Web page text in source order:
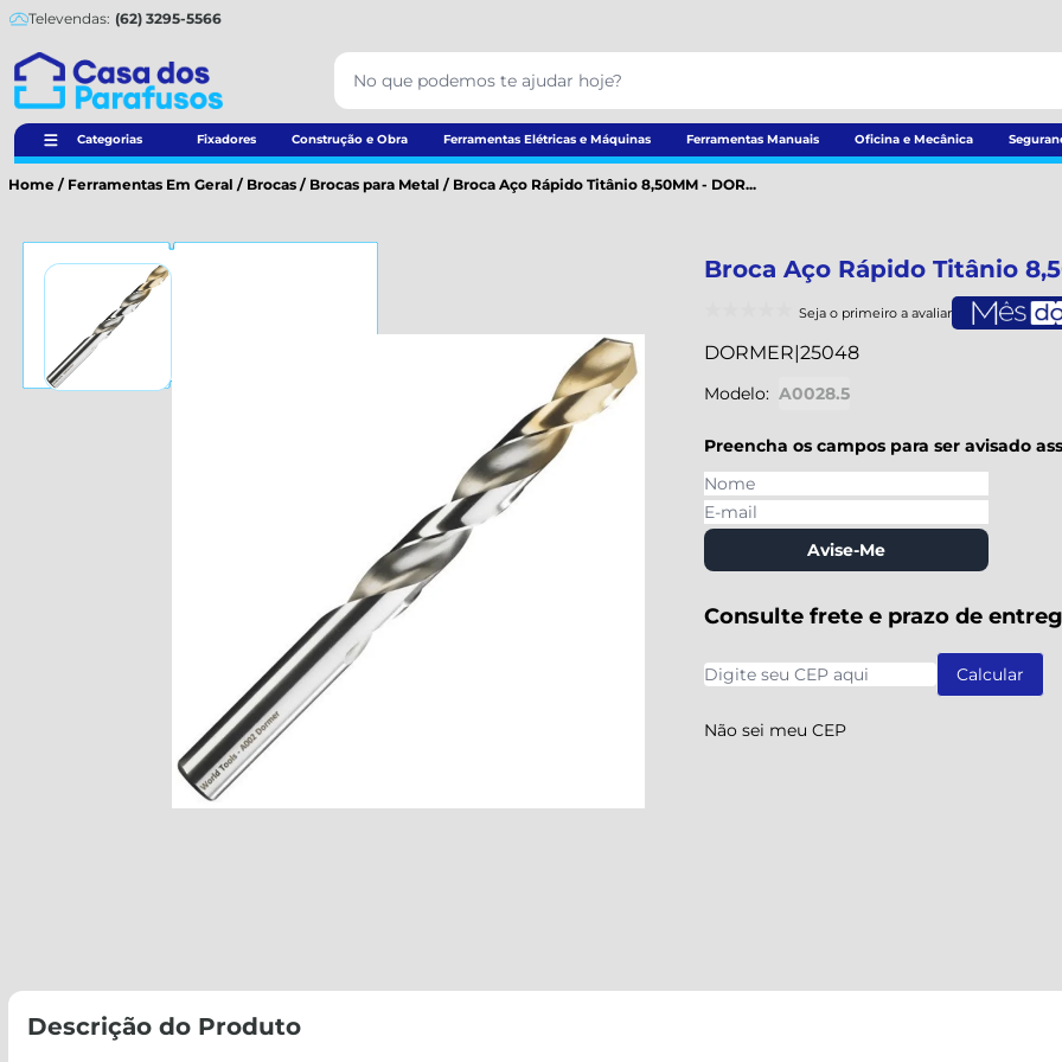
Televendas: (62) 3295-5566
Categorias Fixadores Construção e Obra Ferramentas Elétricas e Máquinas Ferramentas Manuais Oficina e Mecânica
Home / Ferramentas Em Geral / Brocas / Brocas para Metal / Broca Aço Rápido Titânio 8,50MM - DOR...
Broca Aço Rápido Titânio
Seja o primeiro a avaliar
DORMER|25048
Modelo: A0028.5
Preencha os campos para ser avisado
Avise-Me
Consulte frete e prazo de
Não sei meu CEP
Descrição do Produto